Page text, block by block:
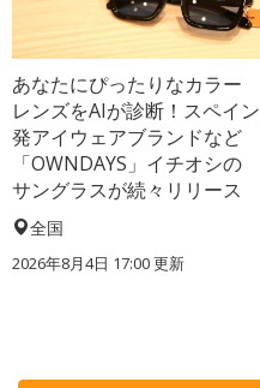
あなたにぴったりなカラー
レンズをAIが診断！スペイン
発アイウェアブランドなど
「OWNDAYS」イチオシの
サングラスが続々リリース
全国
2026年8月4日 17:00更新